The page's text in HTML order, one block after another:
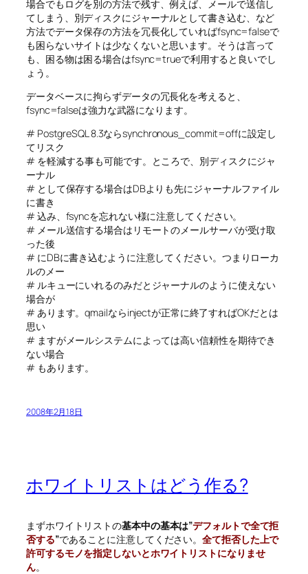
場合でもログを別の方法で残す、例えば、メールで送信し
てしまう、別ディスクにジャーナルとして書き込む、など
方法でデータ保存の方法を冗長化していればfsync=falseで
も困らないサイトは少なくないと思います。そうは言って
も、困る物は困る場合はfsync=trueで利用すると良いでし
ょう。
データベースに拘らずデータの冗長化を考えると、
fsync=falseは強力な武器になります。
# PostgreSQL 8.3ならsynchronous_commit=offに設定し
てリスク
# を軽減する事も可能です。ところで、別ディスクにジャ
ーナル
# として保存する場合はDBよりも先にジャーナルファイル
に書き
# 込み、fsyncを忘れない様に注意してください。
# メール送信する場合はリモートのメールサーバが受け取
った後
# にDBに書き込むように注意してください。つまりローカ
ルのメー
# ルキューにいれるのみだとジャーナルのように使えない
場合が
# あります。qmailならinjectが正常に終了すればOKだとは
思い
# ますがメールシステムによっては高い信頼性を期待でき
ない場合
# もあります。
2008年2月18日
ホワイトリストはどう作る?
まずホワイトリストの基本中の基本は”デフォルトで全て拒
否する”であることに注意してください。全て拒否した上で
許可するモノを指定しないとホワイトリストになりませ
ん。